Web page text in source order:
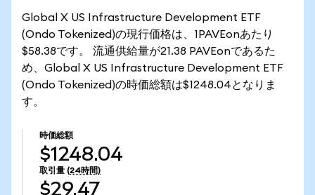
Global X US Infrastructure Development ETF
(Ondo Tokenized)の現行価格は、1PAVEonあたり
$58.38です。 流通供給量が21.38 PAVEonであるた
め、Global X US Infrastructure Development ETF
(Ondo Tokenized)の時価総額は$1248.04となりま
す。
時価総額
$1248.04
取引量 (24時間)
$29.47